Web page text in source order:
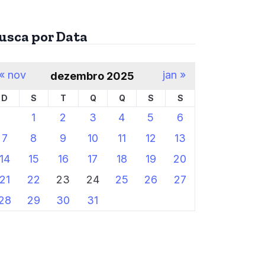
por Data
dezembro 2025
D S T Q Q S S
1 2 3 4 5
6
7
8 9 10 11 12
13
15 16 17 18 19
20
22 23 24 25 26
27
29 30 31
nov jan »